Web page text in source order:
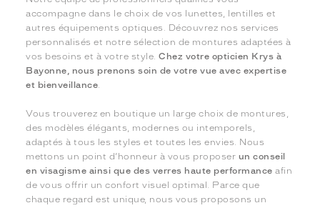
accompagne dans le choix de vos lunettes, lentilles et
autres équipements optiques. Découvrez nos services
personnalisés et notre sélection de montures adaptées à
vos besoins et à votre style.Chez votre opticien Krys à
Bayonne, nous prenons soin de votre vue avec expertise
et bienveillance.
Vous trouverez en boutique un large choix de montures,
des modèles élégants, modernes ou intemporels,
adaptés à tous les styles et toutes les envies. Nous
mettons un point d’honneur à vous proposer un conseil
en visagisme ainsi que des verres haute performance afin
de vous offrir un confort visuel optimal. Parce que
chaque regard est unique, nous vous proposons un